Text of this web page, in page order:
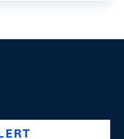
swiss-national-
@swissnationalbank